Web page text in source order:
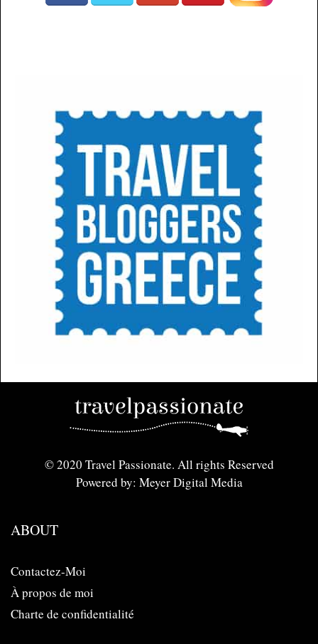
© 2020 Travel Passionate. All rights Reserved
Powered by: Meyer Digital Media
ABOUT
Contactez-Moi
À propos de moi
Charte de confidentialité